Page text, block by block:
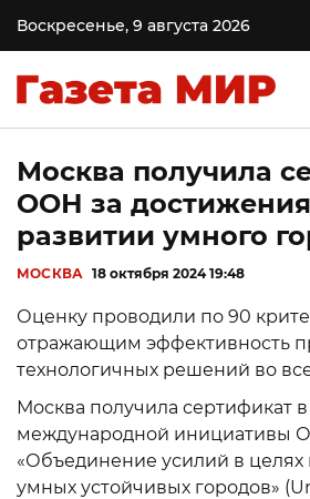
Воскресенье, 9 августа 2026
Москва получила
ООН за
развитии умного
МОСКВА 18 октября 2024 19:48
Оценку проводили по 90
отражающим эффективность
технологичных решений во
Москва получила сертификат
международной инициативы
«Объединение усилий в целях
умных устойчивых городов»